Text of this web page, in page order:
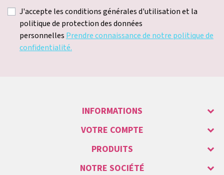
J'accepte les conditions générales d'utilisation et la
politique de protection des données
personnelles Prendre connaissance de notre politique de
confidentialité.
INFORMATIONS
VOTRE COMPTE
PRODUITS
NOTRE SOCIÉTÉ